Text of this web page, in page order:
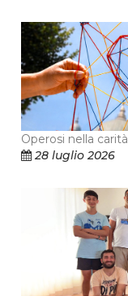
Operosi nella carità
28 luglio 2026